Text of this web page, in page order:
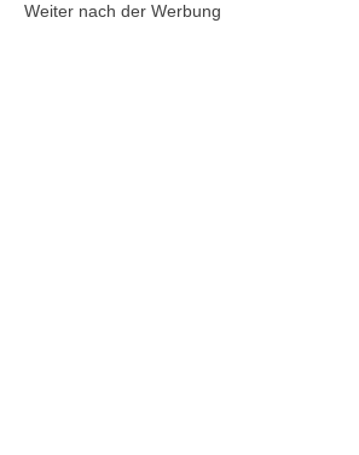
Weiter nach der Werbung